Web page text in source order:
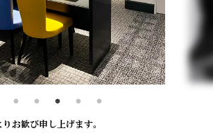
お歓び申し上げます。